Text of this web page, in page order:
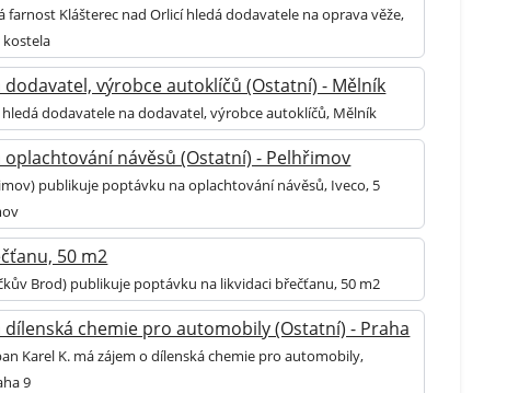
farnost Klášterec nad Orlicí hledá dodavatele na oprava věže,
dodavatel, výrobce autoklíčů (Ostatní) - Mělník
hledá dodavatele na dodavatel, výrobce autoklíčů, Mělník
oplachtování návěsů (Ostatní) - Pelhřimov
publikuje poptávku na oplachtování návěsů, Iveco, 5
50 m2
Brod) publikuje poptávku na likvidaci břečťanu, 50 m2
dílenská chemie pro automobily (Ostatní) - Praha
Karel K. má zájem o dílenská chemie pro automobily,
9